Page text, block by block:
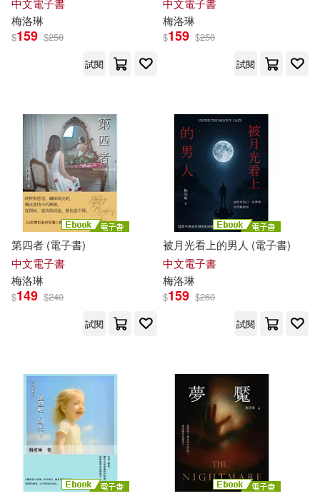
中文電子書
梅洛琳
$159 $250
試閱
中文電子書
梅洛琳
$159 $250
試閱
第四者 (電子書)
中文電子書
梅洛琳
$149 $240
試閱
被月光看上的男人 (電子書)
中文電子書
梅洛琳
$159 $260
試閱